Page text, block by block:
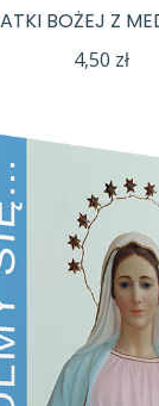
BOŻEJ Z
4,50 zł